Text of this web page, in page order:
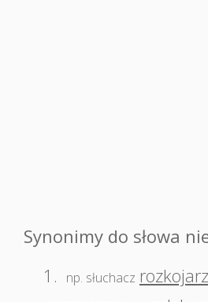
Synonimy do słowa
1.
np. słuchacz